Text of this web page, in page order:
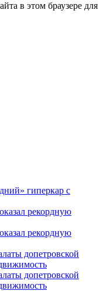
в этом браузере для
гиперкар с
рекордную
рекордную
допетровской
допетровской